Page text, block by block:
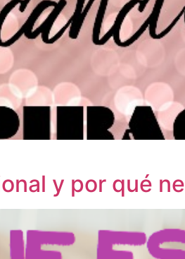
y por qué